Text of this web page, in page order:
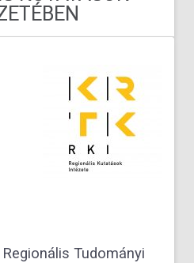
Tudományi